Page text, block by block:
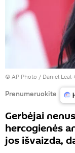
© AP Photo / Daniel Leal-
Prenumeruokite
Gerbėjai
hercogienės
jos išvaizda,